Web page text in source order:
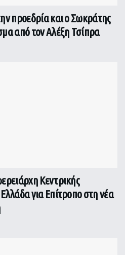
προεδρία και ο Σωκράτης
από τον Αλέξη Τσίπρα
Κεντρικής
για Επίτροπο στη νέα